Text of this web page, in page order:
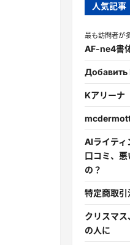
人気記事
最も訪問者が
AF-ne4書
Добавить
Kアリーナ
AIライティ
口コミ、
の？
特定商取
クリスマ
の人に